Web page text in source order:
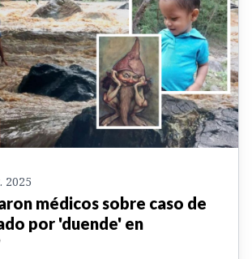
2025
médicos sobre caso de
por 'duende' en